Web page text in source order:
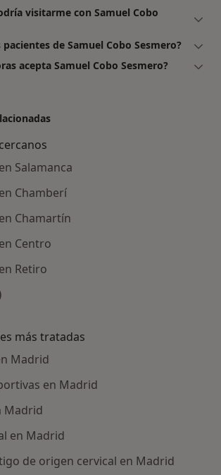
visitarme con Samuel Cobo
de Samuel Cobo Sesmero?
acepta Samuel Cobo Sesmero?
Salamanca
Chamberí
Chamartín
Centro
Retiro
más tratadas
Madrid
en Madrid
Madrid
en Madrid
de origen cervical en Madrid